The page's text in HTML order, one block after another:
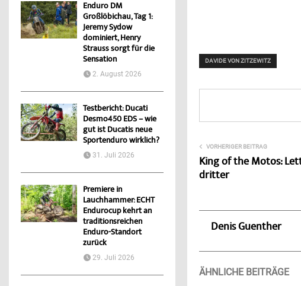
DAVIDE VON ZITZEWITZ
VORHERIGER BEITRAG
King of the Motos:
dritter
Denis Guenther
ÄHNLICHE BEITRÄGE
Enduro DM
Großlöbichau, Tag 1:
Jeremy Sydow
dominiert, Henry
Strauss sorgt für die
Sensation
2. August 2026
Testbericht: Ducati
Desmo450 EDS – wie
gut ist Ducatis neue
Sportenduro wirklich?
31. Juli 2026
Premiere in
Lauchhammer: ECHT
Endurocup kehrt an
traditionsreichen
Enduro-Standort
zurück
29. Juli 2026